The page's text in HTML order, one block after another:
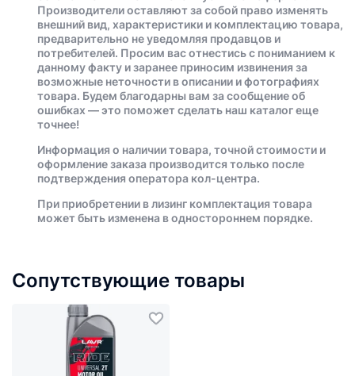
Производители оставляют за собой право изменять
внешний вид, характеристики и комплектацию товара,
предварительно не уведомляя продавцов и
потребителей. Просим вас отнестись с пониманием к
данному факту и заранее приносим извинения за
возможные неточности в описании и фотографиях
товара. Будем благодарны вам за сообщение об
ошибках — это поможет сделать наш каталог еще
точнее!
Информация о наличии товара, точной стоимости и
оформление заказа производится только после
подтверждения оператора кол-центра.
При приобретении в лизинг комплектация товара
может быть изменена в одностороннем порядке.
Сопутствующие товары